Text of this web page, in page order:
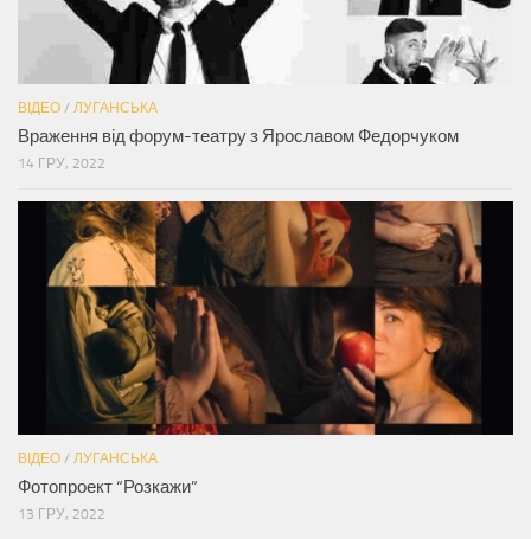
ВІДЕО / ЛУГАНСЬКА
Враження від форум-театру з Ярославом Федорчуком
14 ГРУ, 2022
ВІДЕО / ЛУГАНСЬКА
Фотопроект “Розкажи”
13 ГРУ, 2022